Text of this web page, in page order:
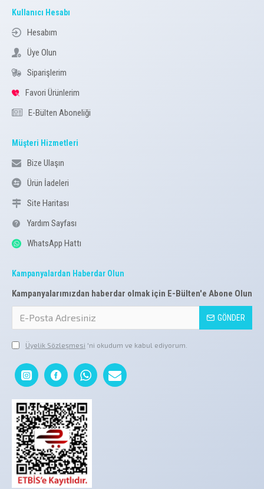
Kullanıcı Hesabı
Hesabım
Üye Olun
Siparişlerim
Favori Ürünlerim
E-Bülten Aboneliği
Müşteri Hizmetleri
Bize Ulaşın
Ürün İadeleri
Site Haritası
Yardım Sayfası
WhatsApp Hattı
Kampanyalardan Haberdar Olun
Kampanyalarımızdan haberdar olmak için E-Bülten'e Abone Olun
GÖNDER
Üyelik Sözleşmesi 'ni okudum ve kabul ediyorum.